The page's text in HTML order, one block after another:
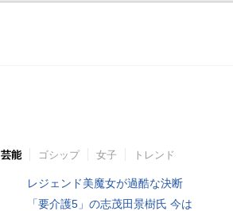
芸能 ゴシップ 女子 トレンド
レジェンド美魔女が過酷な決断
「要介護5」の志茂田景樹氏 今は